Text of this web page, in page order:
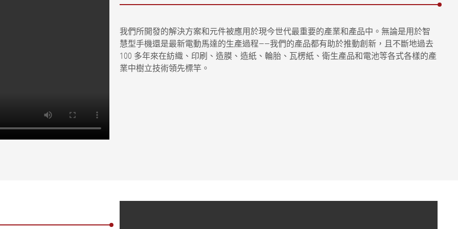
我們所開發的解決方案和元件被應用於現今世代最重要的產業和產品中。無論是用於智
慧型手機還是最新電動馬達的生產過程——我們的產品都有助於推動創新，且不斷地過去
100 多年來在紡織、印刷、造膜、造紙、輪胎、瓦楞紙、衛生產品和電池等各式各樣的產
業中樹立技術領先標竿。